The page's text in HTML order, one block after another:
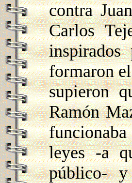
contra
Carlos
formaron
supieron
Ramón
leyes -a
público-